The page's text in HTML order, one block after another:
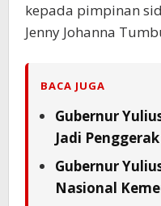
kepada pimpinan
Jenny Johanna
BACA JUGA
Gubernur
Jadi
Gubernur
Nasional